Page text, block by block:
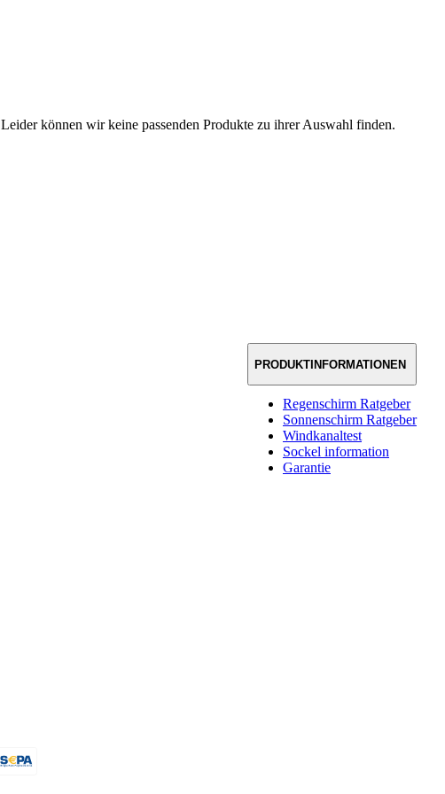
Leider können wir keine passenden Produkte zu ihrer Auswahl finden.
PRODUKTINFORMATIONEN
Regenschirm Ratgeber
Sonnenschirm Ratgeber
Windkanaltest
Sockel information
Garantie